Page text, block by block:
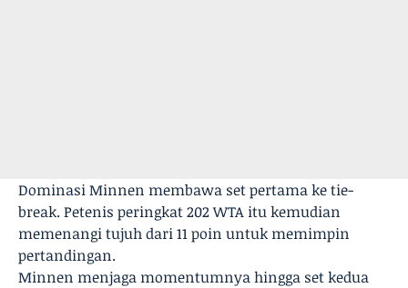
Dominasi Minnen membawa set pertama ke tie-
break. Petenis peringkat 202 WTA itu kemudian
memenangi tujuh dari 11 poin untuk memimpin
pertandingan.
Minnen menjaga momentumnya hingga set kedua